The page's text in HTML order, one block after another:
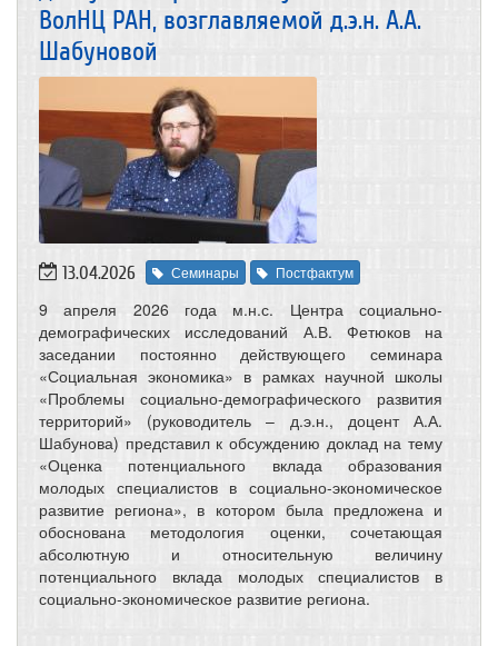
ВолНЦ РАН, возглавляемой д.э.н. А.А.
Шабуновой
13.04.2026 Семинары Постфактум
9 апреля 2026 года м.н.с. Центра социально-
демографических исследований А.В. Фетюков на
заседании постоянно действующего семинара
«Социальная экономика» в рамках научной школы
«Проблемы социально-демографического развития
территорий» (руководитель – д.э.н., доцент А.А.
Шабунова) представил к обсуждению доклад на тему
«Оценка потенциального вклада образования
молодых специалистов в социально-экономическое
развитие региона», в котором была предложена и
обоснована методология оценки, сочетающая
абсолютную и относительную величину
потенциального вклада молодых специалистов в
социально-экономическое развитие региона.